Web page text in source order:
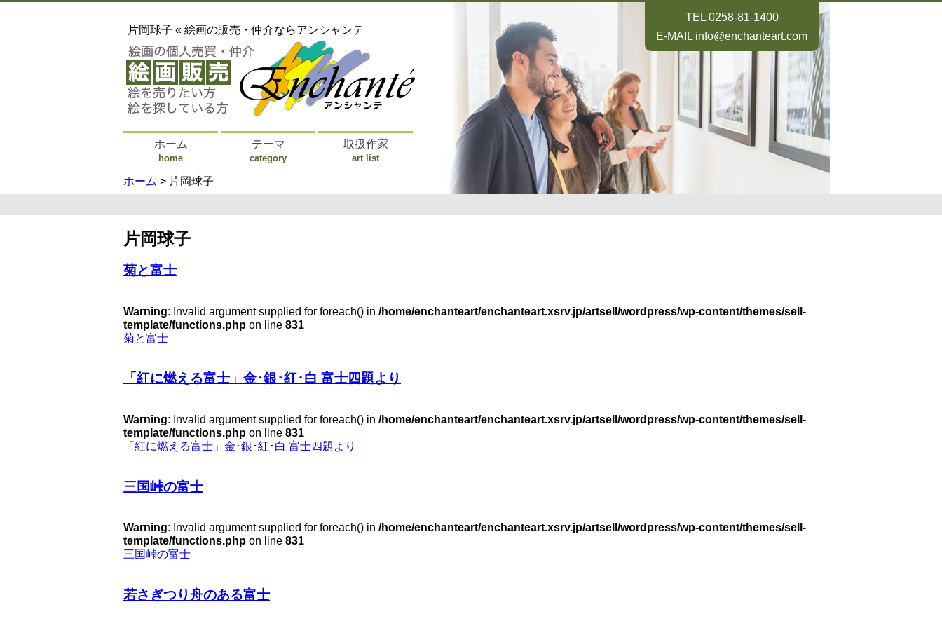
TEL 0258-81-1400
E-MAIL info@enchanteart.com
片岡球子 « 絵画の販売・仲介ならアンシャンテ
ホーム
home
テーマ
category
取扱作家
art list
ホーム > 片岡球子
片岡球子
菊と富士
Warning: Invalid argument supplied for foreach() in /home/enchanteart/enchanteart.xsrv.jp/artsell/wordpress/wp-content/themes/sell-
template/functions.php on line 831
菊と富士
「紅に燃える富士」金･銀･紅･白 富士四題より
Warning: Invalid argument supplied for foreach() in /home/enchanteart/enchanteart.xsrv.jp/artsell/wordpress/wp-content/themes/sell-
template/functions.php on line 831
「紅に燃える富士」金･銀･紅･白 富士四題より
三国峠の富士
Warning: Invalid argument supplied for foreach() in /home/enchanteart/enchanteart.xsrv.jp/artsell/wordpress/wp-content/themes/sell-
template/functions.php on line 831
三国峠の富士
若さぎつり舟のある富士